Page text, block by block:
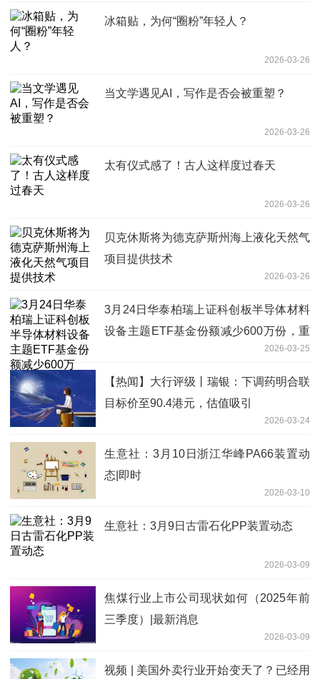
冰箱贴，为何“圈粉”年轻人？
2026-03-26
当文学遇见AI，写作是否会被重塑？
2026-03-26
太有仪式感了！古人这样度过春天
2026-03-26
贝克休斯将为德克萨斯州海上液化天然气
项目提供技术
2026-03-26
3月24日华泰柏瑞上证科创板半导体材料
设备主题ETF基金份额减少600万份，重
仓股拓荆科技、华海清科、沪硅产业2026-03-25
【热闻】大行评级丨瑞银：下调药明合联
目标价至90.4港元，估值吸引
2026-03-24
生意社：3月10日浙江华峰PA66装置动
态|即时
2026-03-10
生意社：3月9日古雷石化PP装置动态
2026-03-09
焦煤行业上市公司现状如何（2025年前
三季度）|最新消息
2026-03-09
视频 | 美国外卖行业开始变天了？已经用